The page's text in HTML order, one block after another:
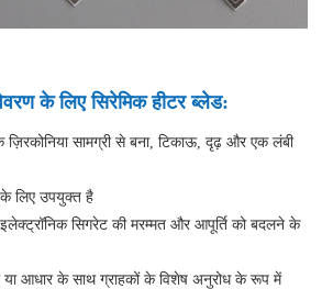
के लिए सिरेमिक हीटर ब्लेड:
ज़िरकोनिया सामग्री से बना, टिकाऊ, दृढ़ और एक लंबी
लिए उपयुक्त है
सिगरेट की मरम्मत और आपूर्ति को बदलने के
या आधार के साथ ग्राहकों के विशेष अनुरोध के रूप में